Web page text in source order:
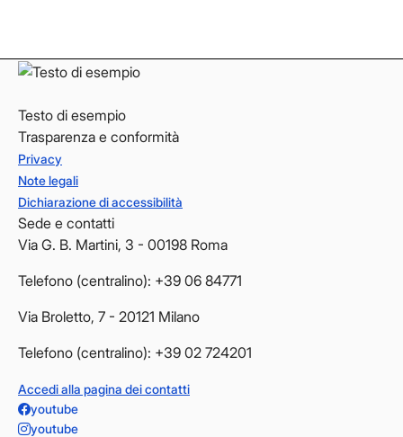
Testo di esempio
Trasparenza e conformità
Privacy
Note legali
Dichiarazione di accessibilità
Sede e contatti
Via G. B. Martini, 3 - 00198 Roma
Telefono (centralino): +39 06 84771
Via Broletto, 7 - 20121 Milano
Telefono (centralino): +39 02 724201
Accedi alla pagina dei contatti
youtube
youtube